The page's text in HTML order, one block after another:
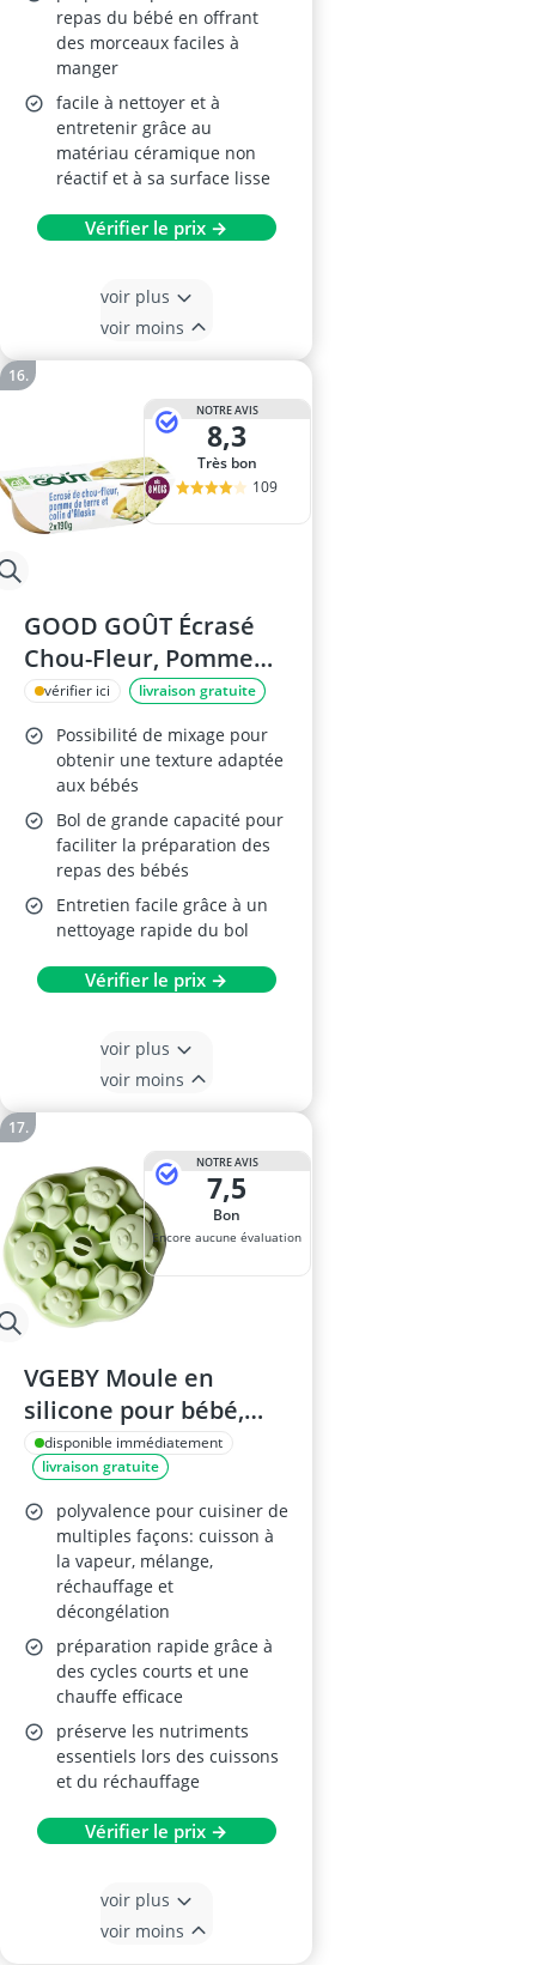
repas du bébé en offrant
des morceaux faciles à
manger
facile à nettoyer et à
entretenir grâce au
matériau céramique non
réactif et à sa surface lisse
Vérifier le prix →
voir plus
voir moins
NOTRE AVIS
8,3
Très bon
109
GOOD GOÛT Écrasé
Chou-Fleur, Pomme
De Terre Et Colin Bébé
8 Mois
vérifier ici livraison gratuite
Possibilité de mixage pour
obtenir une texture adaptée
aux bébés
Bol de grande capacité pour
faciliter la préparation des
repas des bébés
Entretien facile grâce à un
nettoyage rapide du bol
Vérifier le prix →
voir plus
voir moins
NOTRE AVIS
7,5
Bon
Encore aucune évaluation
VGEBY Moule en
silicone pour bébé,
forme d’ours, vert
doux, pour
préparations
d’aliments et glaçons
disponible immédiatement
livraison gratuite
polyvalence pour cuisiner de
multiples façons: cuisson à
la vapeur, mélange,
réchauffage et
décongélation
préparation rapide grâce à
des cycles courts et une
chauffe efficace
préserve les nutriments
essentiels lors des cuissons
et du réchauffage
Vérifier le prix →
voir plus
voir moins